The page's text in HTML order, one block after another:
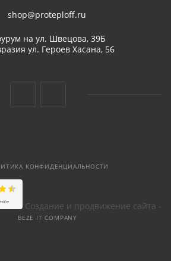
shop@proteploff.ru
на ул. Швецова, 39Б
ул. Героев Хасана, 56
КОНФИДЕНЦИАЛЬНОСТИ
Создание и продвижение сайта -
BEZE IT COMPANY